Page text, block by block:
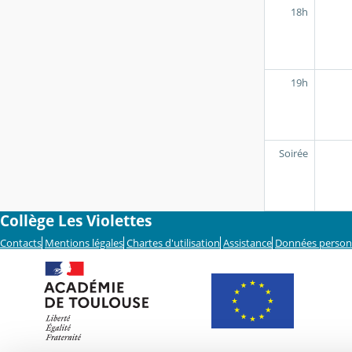
18h
19h
Soirée
Collège Les Violettes
Contacts Mentions légales Chartes d'utilisation Assistance Données